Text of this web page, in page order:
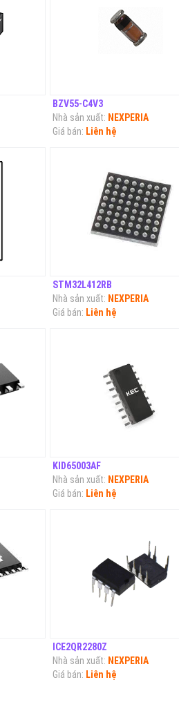
BZV55-C4V3
Nhà sản xuất: NEXPERIA
Giá bán: Liên hệ
STM32L412RB
Nhà sản xuất: NEXPERIA
Giá bán: Liên hệ
KID65003AF
Nhà sản xuất: NEXPERIA
Giá bán: Liên hệ
ICE2QR2280Z
Nhà sản xuất: NEXPERIA
Giá bán: Liên hệ